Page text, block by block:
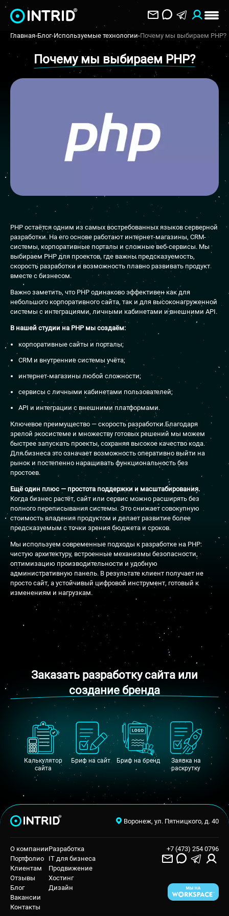
Главная-Блог-Используемые технологии-Почему мы выбираем PHP?
Почему мы выбираем PHP?
PHP остаётся одним из самых востребованных языков серверной
разработки. На его основе работают интернет-магазины, CRM-
системы, корпоративные порталы и сложные веб-сервисы. Мы
выбираем PHP для проектов, где важны предсказуемость,
скорость разработки и возможность плавно развивать продукт
вместе с бизнесом.
Важно заметить, что PHP одинаково эффективен как для
небольшого корпоративного сайта, так и для высоконагруженной
системы с интеграциями, личными кабинетами и внешними API.
В нашей студии на PHP мы создаём:
корпоративные сайты и порталы;
CRM и внутренние системы учёта;
интернет-магазины любой сложности;
сервисы с личными кабинетами пользователей;
API и интеграции с внешними платформами.
Ключевое преимущество — скорость разработки.Благодаря
зрелой экосистеме и множеству готовых решений мы можем
быстрее запускать проекты, сохраняя высокое качество кода.
Для бизнеса это означает возможность оперативно выйти на
рынок и постепенно наращивать функциональность без
простоев.
Ещё один плюс — простота поддержки и масштабирования.
Когда бизнес растёт, сайт или сервис можно расширять без
полного переписывания системы. Это снижает совокупную
стоимость владения продуктом и делает развитие более
предсказуемым с точки зрения бюджета и сроков.
Мы используем современные подходы к разработке на PHP:
чистую архитектуру, встроенные механизмы безопасности,
оптимизацию производительности и удобную
административную панель. В результате клиент получает не
просто сайт, а устойчивый цифровой инструмент, готовый к
изменениям и нагрузкам.
Заказать разработку сайта или
создание бренда
Калькулятор
сайта
Бриф на сайт Бриф на бренд
Заявка на
раскрутку
Воронеж, ул. Пятницкого, д. 40
О компании
Портфолио
Клиентам
Отзывы
Блог
Вакансии
Контакты
Разработка
IT для бизнеса
Продвижение
Хостинг
Дизайн
+7 (473) 254 0796